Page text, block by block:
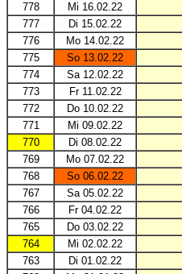
778
Mi 16.02.22
777
Di 15.02.22
776
Mo 14.02.22
775
So 13.02.22
774
Sa 12.02.22
773
Fr 11.02.22
772
Do 10.02.22
771
Mi 09.02.22
770
Di 08.02.22
769
Mo 07.02.22
768
So 06.02.22
767
Sa 05.02.22
766
Fr 04.02.22
765
Do 03.02.22
764
Mi 02.02.22
763
Di 01.02.22